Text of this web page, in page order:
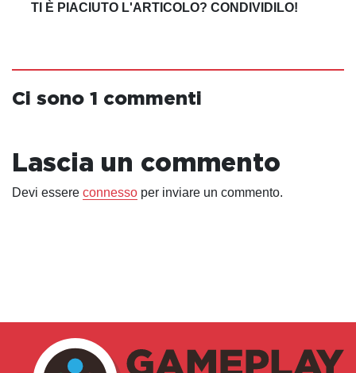
TI È PIACIUTO L'ARTICOLO? CONDIVIDILO!
Ci sono 1 commenti
Lascia un commento
Devi essere connesso per inviare un commento.